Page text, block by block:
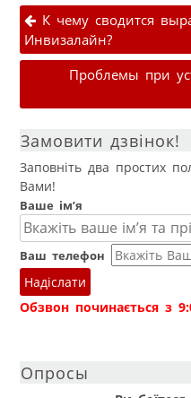
Навігація
К чему сводится
Инвизалайн?
Проблемы при
Замовити дзвінок!
Заповніть два простих
Вами!
Ваше ім’я
Ваш телефон
Надіслати
Обзвон починається з
Опросы